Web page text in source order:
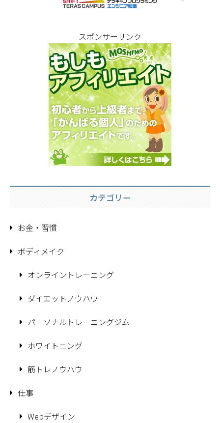
スポンサーリンク
カテゴリー
お金・習慣
ボディメイク
オンライントレーニング
ダイエットノウハウ
パーソナルトレーニングジム
ホワイトニング
筋トレノウハウ
仕事
Webデザイン